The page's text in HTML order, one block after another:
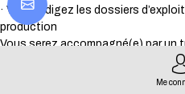
· Vous rédigez les dossiers
production
Vous serez accompagné(e) par
Me